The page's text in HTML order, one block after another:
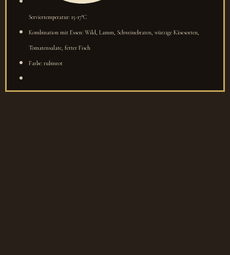
Serviertemperatur: 15-17°C
Kombination mit Essen: Wild, Lamm, Schweinebraten, würzige Käsesorten,
Tomatensalate, fetter Fisch
Farbe: rubinrot